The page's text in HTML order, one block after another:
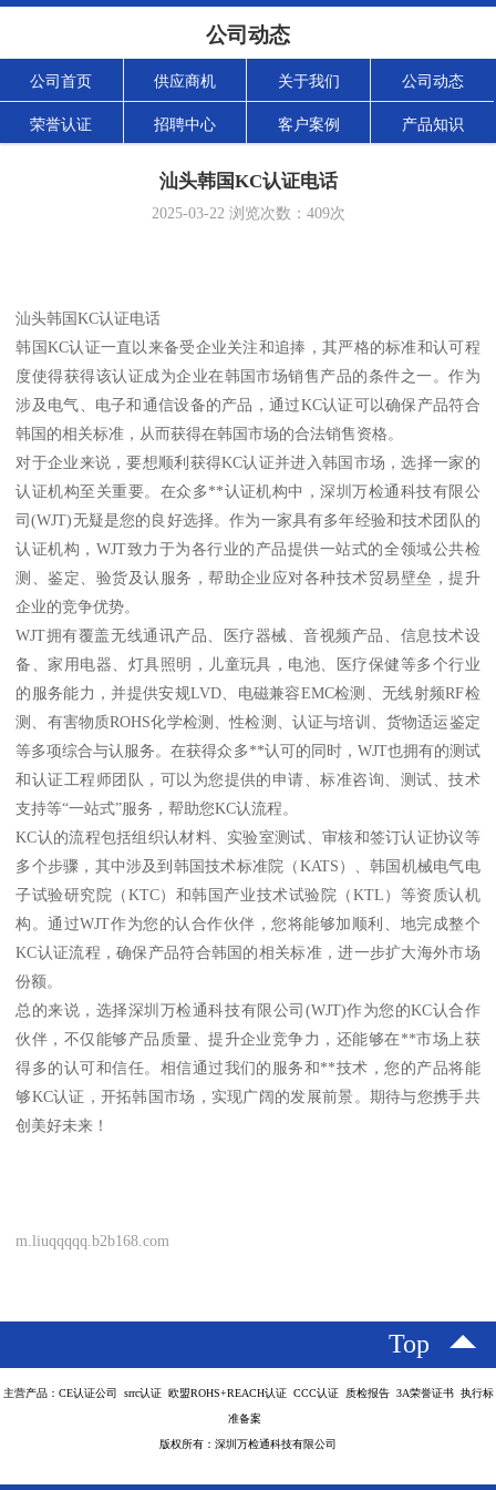
公司动态
公司首页 供应商机 关于我们 公司动态
荣誉认证 招聘中心 客户案例 产品知识
汕头韩国KC认证电话
2025-03-22浏览次数： 409次
汕头韩国KC认证电话
韩国KC认证一直以来备受企业关注和追捧，其严格的标准和认可程
度使得获得该认证成为企业在韩国市场销售产品的条件之一。作为
涉及电气、电子和通信设备的产品，通过KC认证可以确保产品符合
韩国的相关标准，从而获得在韩国市场的合法销售资格。
对于企业来说，要想顺利获得KC认证并进入韩国市场，选择一家的
认证机构至关重要。在众多**认证机构中，深圳万检通科技有限公
司(WJT)无疑是您的良好选择。作为一家具有多年经验和技术团队的
认证机构，WJT致力于为各行业的产品提供一站式的全领域公共检
测、鉴定、验货及认服务，帮助企业应对各种技术贸易壁垒，提升
企业的竞争优势。
WJT拥有覆盖无线通讯产品、医疗器械、音视频产品、信息技术设
备、家用电器、灯具照明，儿童玩具，电池、医疗保健等多个行业
的服务能力，并提供安规LVD、电磁兼容EMC检测、无线射频RF检
测、有害物质ROHS化学检测、性检测、认证与培训、货物适运鉴定
等多项综合与认服务。在获得众多**认可的同时，WJT也拥有的测试
和认证工程师团队，可以为您提供的申请、标准咨询、测试、技术
支持等“一站式”服务，帮助您KC认流程。
KC认的流程包括组织认材料、实验室测试、审核和签订认证协议等
多个步骤，其中涉及到韩国技术标准院（KATS）、韩国机械电气电
子试验研究院（KTC）和韩国产业技术试验院（KTL）等资质认机
构。通过WJT作为您的认合作伙伴，您将能够加顺利、地完成整个
KC认证流程，确保产品符合韩国的相关标准，进一步扩大海外市场
份额。
总的来说，选择深圳万检通科技有限公司(WJT)作为您的KC认合作
伙伴，不仅能够产品质量、提升企业竞争力，还能够在**市场上获
得多的认可和信任。相信通过我们的服务和**技术，您的产品将能
够KC认证，开拓韩国市场，实现广阔的发展前景。期待与您携手共
创美好未来！
m.liuqqqqq.b2b168.com
Top
主营产品：CE认证公司 srrc认证 欧盟ROHS+REACH认证 CCC认证 质检报告 3A荣誉证书 执行标
准备案
版权所有：深圳万检通科技有限公司